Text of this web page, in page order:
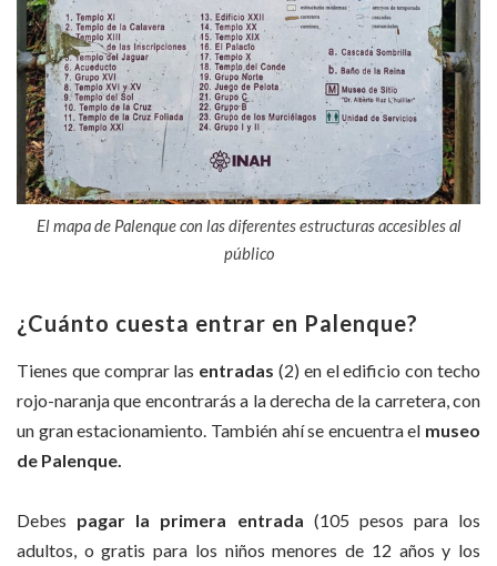
El mapa de Palenque con las diferentes estructuras accesibles al
público
¿Cuánto cuesta entrar en Palenque?
Tienes que comprar las entradas (2) en el edificio con techo
rojo-naranja que encontrarás a la derecha de la carretera, con
un gran estacionamiento. También ahí se encuentra el museo
de Palenque.
Debes pagar la primera entrada (105 pesos para los
adultos, o gratis para los niños menores de 12 años y los